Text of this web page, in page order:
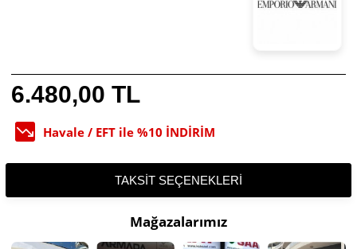
6.480,00 TL
Havale / EFT ile %10 İNDİRİM
TAKSIT SEÇENEKLERI
Mağazalarımız